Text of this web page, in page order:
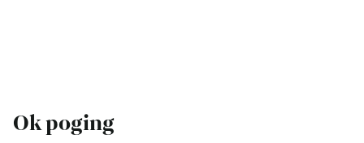
Ok poging